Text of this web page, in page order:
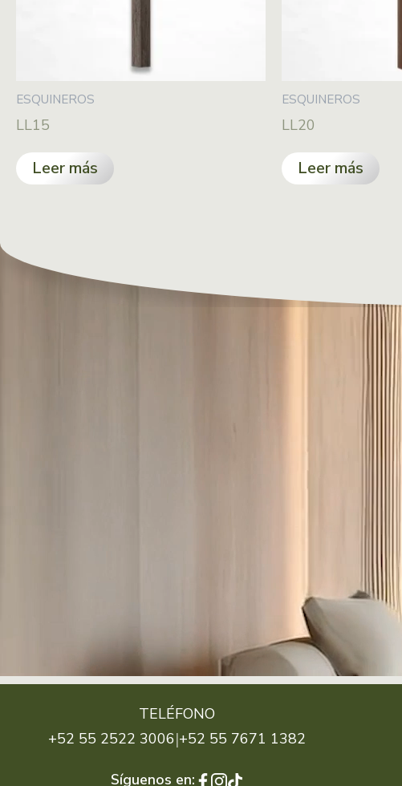
ESQUINEROS
LL15
Leer más
ESQUINEROS
LL20
Leer más
TELÉFONO
+52 55 2522 3006|+52 55 7671 1382
Síguenos en: